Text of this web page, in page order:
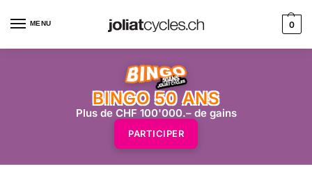
MENU 0
BINGO 50 ANS
Plus de CHF 100'000.– de gains
PARTICIPER